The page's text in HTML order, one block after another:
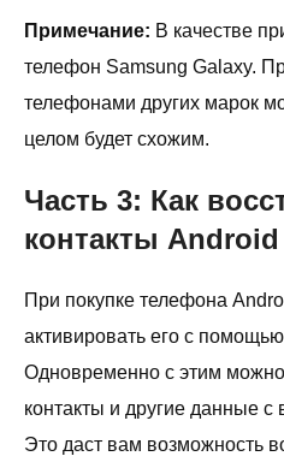
Примечание: В качестве
телефон Samsung Galaxy.
телефонами других марок
целом будет схожим.
Часть 3: Как
контакты
При покупке телефона
активировать его с
Одновременно с этим
контакты и другие данные с
Это даст вам возможность